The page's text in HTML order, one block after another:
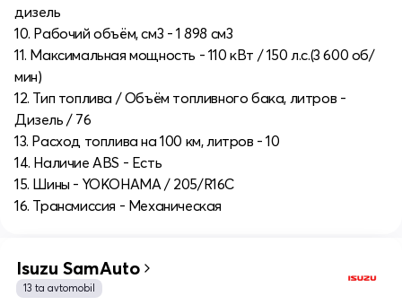
дизель
10. Рабочий объём, см3 - 1 898 см3
11. Максимальная мощность - 110 кВт / 150 л.с.(3 600 об/
мин)
12. Тип топлива / Объём топливного бака, литров -
Дизель / 76
13. Расход топлива на 100 км, литров - 10
14. Наличие ABS - Есть
15. Шины - YOKOHAMA / 205/R16C
16. Трансмиссия - Механическая
Isuzu SamAuto
13 ta avtomobil